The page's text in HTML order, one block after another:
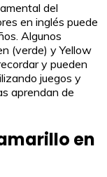
del
en inglés puede
Algunos
(verde) y Yellow
y pueden
juegos y
aprendan de
en